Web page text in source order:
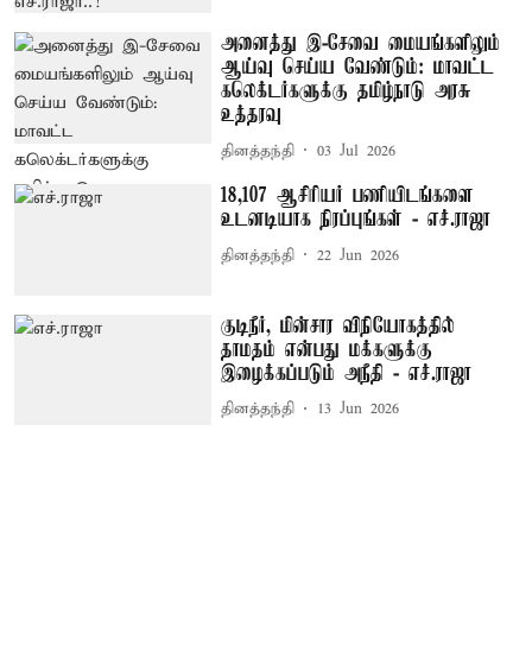
அனைத்து இ-சேவை மையங்களிலும்
ஆய்வு செய்ய வேண்டும்: மாவட்ட
கலெக்டர்களுக்கு தமிழ்நாடு அரசு
உத்தரவு
தினத்தந்தி 03 Jul 2026
18,107 ஆசிரியர் பணியிடங்களை
உடனடியாக நிரப்புங்கள் - எச்.ராஜா
தினத்தந்தி 22 Jun 2026
குடிநீர், மின்சார விநியோகத்தில்
தாமதம் என்பது மக்களுக்கு
இழைக்கப்படும் அநீதி - எச்.ராஜா
தினத்தந்தி 13 Jun 2026